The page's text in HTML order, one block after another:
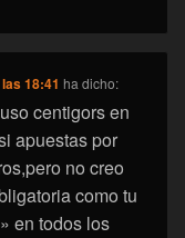
18:41 ha dicho:
centigors en
apuestas por
no creo
como tu
en todos los